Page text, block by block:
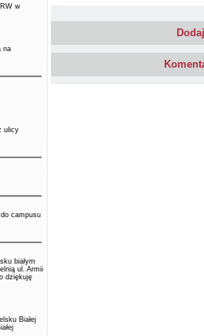
w
na
ulicy
campusu
białym
ul. Armii
dziękuję
Białej